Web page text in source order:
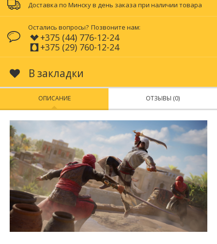
Доставка по Минску в день заказа при наличии товара
Остались вопросы? Позвоните нам:
+375 (44) 776-12-24
+375 (29) 760-12-24
В закладки
ОПИСАНИЕ ОТЗЫВЫ (0)